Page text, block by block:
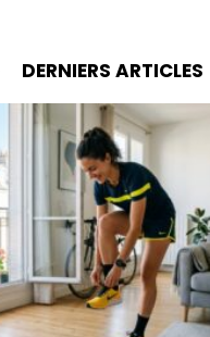
DERNIERS ARTICLES